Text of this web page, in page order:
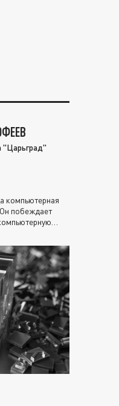
"Царьград"
компьютерная
побеждает